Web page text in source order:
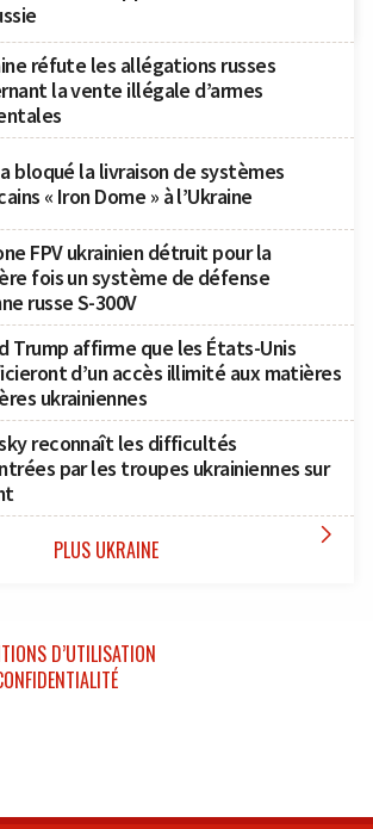
réfute les allégations russes
la vente illégale d’armes
bloqué la livraison de systèmes
« Iron Dome » à l’Ukraine
FPV ukrainien détruit pour la
fois un système de défense
russe S-300V
Trump affirme que les États-Unis
d’un accès illimité aux matières
ukrainiennes
reconnaît les difficultés
par les troupes ukrainiennes sur
PLUS UKRAINE 
D’UTILISATION